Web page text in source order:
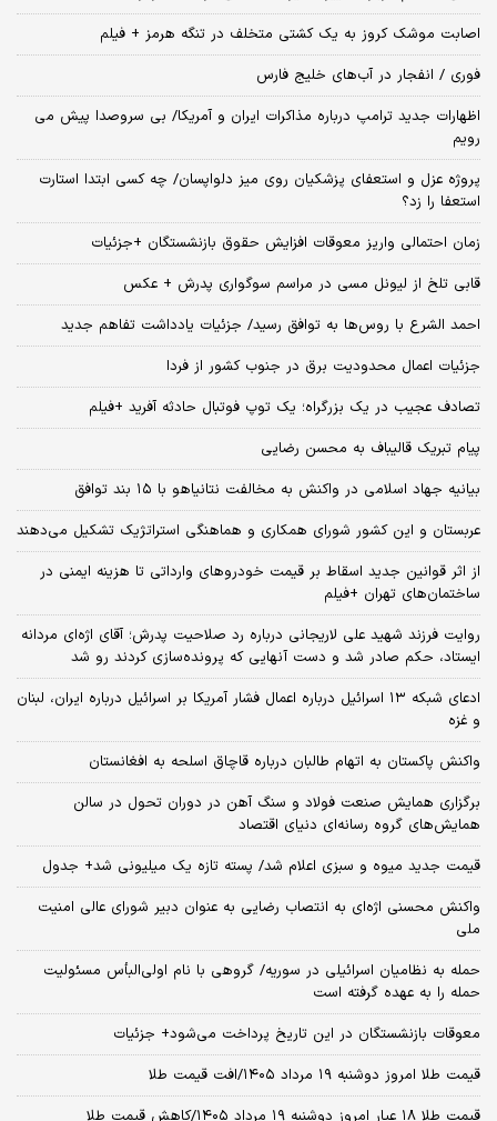
اصابت موشک کروز به یک کشتی متخلف در تنگه هرمز + فیلم
فوری / انفجار در آب‌های خلیج فارس
اظهارات جدید ترامپ درباره مذاکرات ایران و آمریکا/ بی سروصدا پیش می
رویم
پروژه عزل و استعفای پزشکیان روی میز دلواپسان/ چه کسی ابتدا استارت
استعفا را زد؟
زمان احتمالی واریز معوقات افزایش حقوق بازنشستگان +جزئیات
قابی تلخ از لیونل مسی در مراسم سوگواری پدرش + عکس
احمد الشرع با روس‌ها به توافق رسید/ جزئیات یادداشت تفاهم جدید
جزئیات اعمال محدودیت برق در جنوب کشور از فردا
تصادف عجیب در یک بزرگراه؛ یک توپ فوتبال حادثه‌ آفرید +فیلم
پیام تبریک قالیباف به محسن رضایی
بیانیه جهاد اسلامی در واکنش به مخالفت نتانیاهو با ۱۵ بند توافق
عربستان و این کشور شورای همکاری و هماهنگی استراتژیک تشکیل می‌دهند
از اثر قوانین جدید اسقاط بر قیمت خودروهای وارداتی تا هزینه ایمنی در
ساختمان‌های تهران +فیلم
روایت فرزند شهید علی لاریجانی درباره رد صلاحیت پدرش؛ آقای اژه‌ای مردانه
ایستاد، حکم صادر شد و دست آنهایی که پرونده‌سازی کردند رو شد
ادعای شبکه ۱۳ اسرائیل درباره اعمال فشار آمریکا بر اسرائیل درباره ایران، لبنان
و غزه
واکنش پاکستان به اتهام طالبان درباره قاچاق اسلحه به افغانستان
برگزاری همایش صنعت فولاد و سنگ آهن در دوران تحول در سالن
همایش‌های گروه رسانه‌ای دنیای اقتصاد
قیمت جدید میوه و سبزی اعلام شد/ پسته تازه یک میلیونی شد+ جدول
واکنش محسنی اژه‌ای به انتصاب رضایی به عنوان دبیر شورای عالی امنیت
ملی
حمله به نظامیان اسرائیلی در سوریه/ گروهی با نام اولی‌البأس مسئولیت
حمله را به عهده گرفته است
معوقات بازنشستگان در این تاریخ پرداخت می‌شود+ جزئیات
قیمت طلا امروز دوشنبه ۱۹ مرداد ۱۴۰۵/افت قیمت طلا